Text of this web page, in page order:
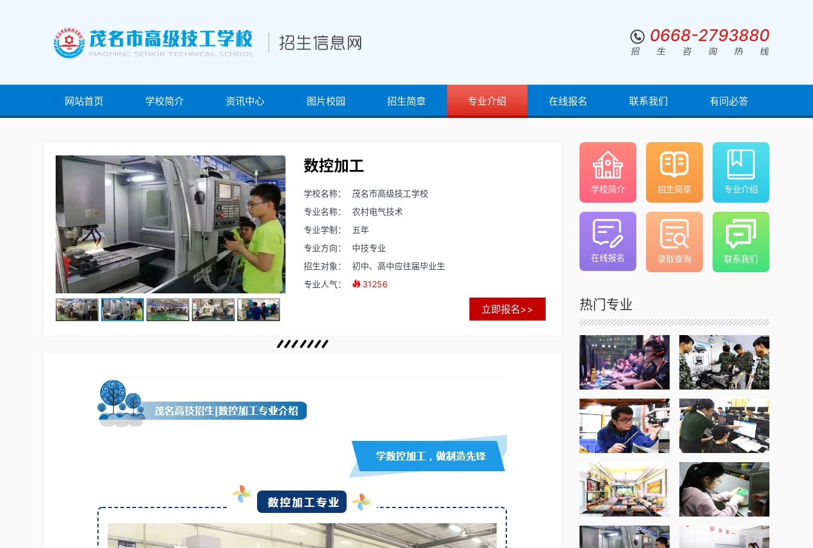
0668-2793880
网站首页 学校简介 资讯中心 图片校园 招生简章 专业介绍 在线报名 联系我们 有问必答
数控加工
学校名称：
茂名市高级技工学校
专业名称：
农村电气技术
专业学制：
五年
专业方向：
中技专业
招生对象：
初中、高中应往届毕业生
专业人气：
31256
立即报名>>
学校简介 招生简章 专业介绍
在线报名 录取查询 联系我们
热门专业
电子竞技 汽车维修
工业机器人应用与维
护
计算机信息管理
室内设计 3D打印技术应用